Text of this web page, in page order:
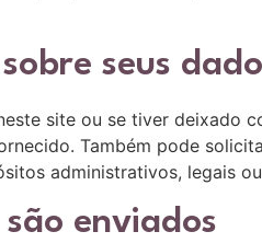
seus
site ou se tiver deixado
Também pode
administrativos, legais
enviados